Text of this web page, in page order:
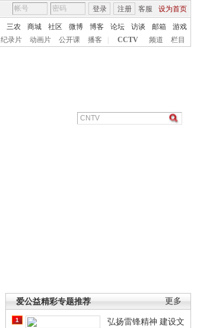
客服 设为首页
登录 注册
三农 商城 社区 微博 博客 论坛 访谈 邮箱
游戏
纪录片 动画片 公开课 播客 CCTV 频道 栏目
更多
爱公益精彩专题推荐
1
弘扬雷锋精神 建设文